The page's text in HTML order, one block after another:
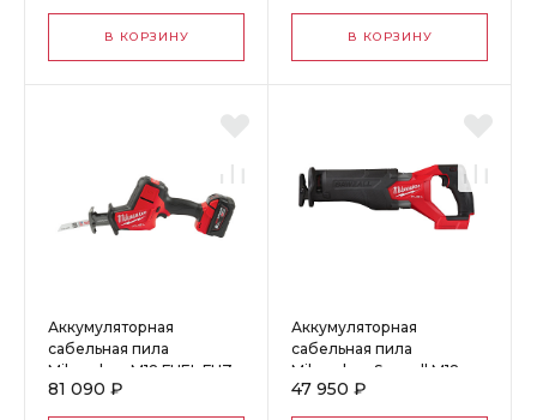
4933478291
В КОРЗИНУ В КОРЗИНУ
Аккумуляторная
сабельная пила
Milwaukee M18 FUEL FHZ-
502X 4933459885
81 090 ₽
Аккумуляторная
сабельная пила
Milwaukee Sawzall M18
FUEL FSZ-0X 4933478293
47 950 ₽